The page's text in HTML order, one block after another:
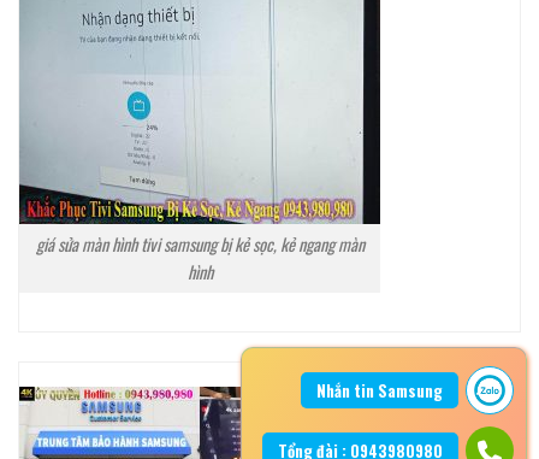
giá sửa màn hình tivi samsung bị kẻ sọc, kẻ ngang màn
hình
Nhắn tin Samsung
Tổng đài : 0943980980